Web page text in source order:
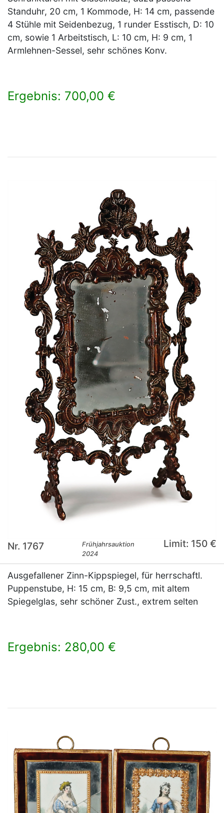
Standuhr, 20 cm, 1 Kommode, H: 14 cm, passende
4 Stühle mit Seidenbezug, 1 runder Esstisch, D: 10
cm, sowie 1 Arbeitstisch, L: 10 cm, H: 9 cm, 1
Armlehnen-Sessel, sehr schönes Konv.
Ergebnis: 700,00 €
Nr. 1767
Frühjahrsauktion
2024
Limit: 150 €
Ausgefallener Zinn-Kippspiegel, für herrschaftl.
Puppenstube, H: 15 cm, B: 9,5 cm, mit altem
Spiegelglas, sehr schöner Zust., extrem selten
Ergebnis: 280,00 €